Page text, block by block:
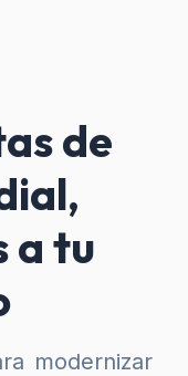
de
a tu
modernizar